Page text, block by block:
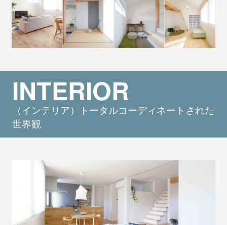
INTERIOR
（インテリア）トータルコーディネートされた
世界観